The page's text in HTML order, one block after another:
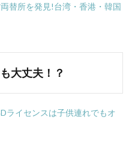
替所を発見!台湾・香港・韓国
大丈夫！？
ライセンスは子供連れでもオ